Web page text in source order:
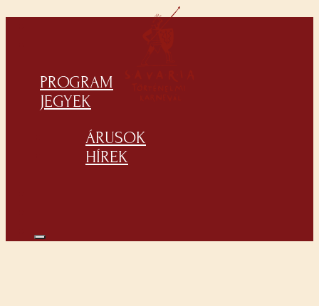
PROGRAM
JEGYEK
ÁRUSOK
HÍREK